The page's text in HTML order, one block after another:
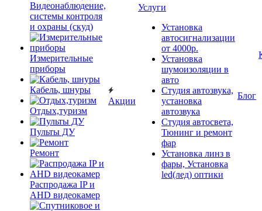
Видеонаблюдение,
системы контроля
и охраны (скуд)
Измерительные
приборы
Кабель, шнуры
Отдых,туризм
Пульты ДУ
Ремонт
Распродажа IP и
AHD видеокамер
Акции
Услуги
Установка
автосигнализации
от 4000р.
Установка
шумоизоляции в
авто
Студия автозвука,
установка
автозвука
Студия автосвета,
Тюнинг и ремонт
фар
Установка линз в
фары, Установка
led(лед) оптики
Блог